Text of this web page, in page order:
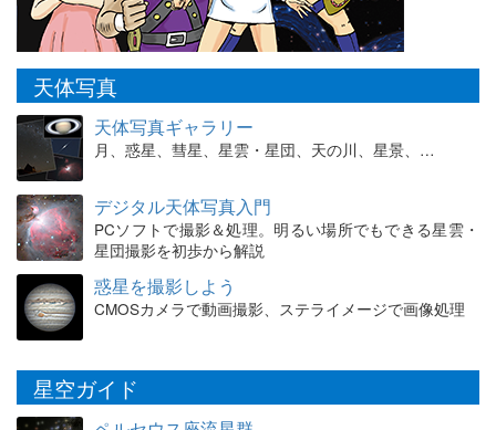
天体写真
天体写真ギャラリー
月、惑星、彗星、星雲・星団、天の川、星景、…
デジタル天体写真入門
PCソフトで撮影＆処理。明るい場所でもできる星雲・
星団撮影を初歩から解説
惑星を撮影しよう
CMOSカメラで動画撮影、ステライメージで画像処理
星空ガイド